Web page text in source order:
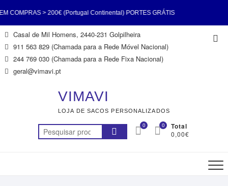
COMPRAS > 200€ (Portugal Continental) PORTES GRÁTIS
(Portugal Continental) PORTES GRÁTIS EM COMPRAS >
PORTES GRÁTIS EM COMPRAS > 200€ (Portugal
COMPRAS > 200€ (Portugal Continental) PORTES GRÁTIS
(Portugal Continental) PORTES GRÁTIS EM COMPRAS >
Skip
to
content
Casal de Mil Homens, 2440-231 Golpilheira
911 563 829 (Chamada para a Rede Móvel Nacional)
244 769 030 (Chamada para a Rede Fixa Nacional)
geral@vimavi.pt
VIMAVI
LOJA DE SACOS PERSONALIZADOS
Pesquisar
por:
0 Total
0,00€
0